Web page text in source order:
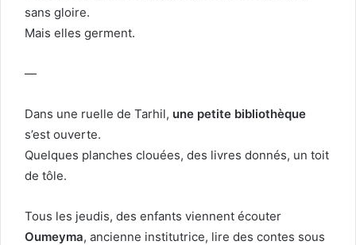
sans gloire.
Mais elles germent.
—
Dans une ruelle de Tarhil, une petite bibliothèque
s’est ouverte.
Quelques planches clouées, des livres donnés, un toit
de tôle.
Tous les jeudis, des enfants viennent écouter
Oumeyma, ancienne institutrice, lire des contes sous